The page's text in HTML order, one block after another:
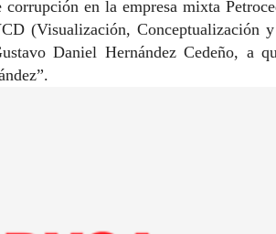
en la empresa mixta
(Visualización, Conceptualización
Daniel Hernández Cedeño, a